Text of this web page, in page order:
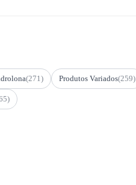
(271) Produtos Variados(259)